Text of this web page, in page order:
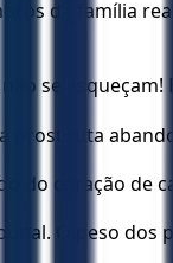
da família
se esqueçam!
prostituta
do coração
O peso dos